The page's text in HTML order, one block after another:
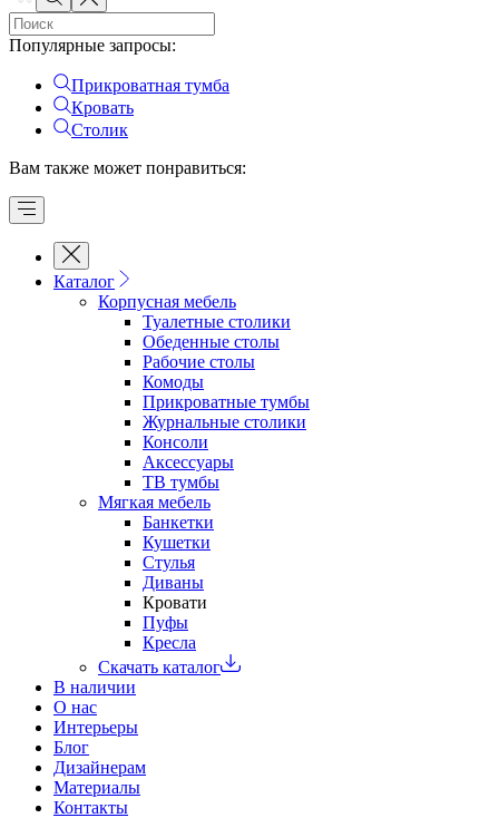
Популярные запросы:
Прикроватная тумба
Кровать
Столик
Вам также может понравиться:
Каталог
Корпусная мебель
Туалетные столики
Обеденные cтолы
Рабочие столы
Комоды
Прикроватные тумбы
Журнальные столики
Консоли
Аксессуары
ТВ тумбы
Мягкая мебель
Банкетки
Кушетки
Стулья
Диваны
Кровати
Пуфы
Кресла
Скачать каталог
В наличии
О нас
Интерьеры
Блог
Дизайнерам
Материалы
Контакты